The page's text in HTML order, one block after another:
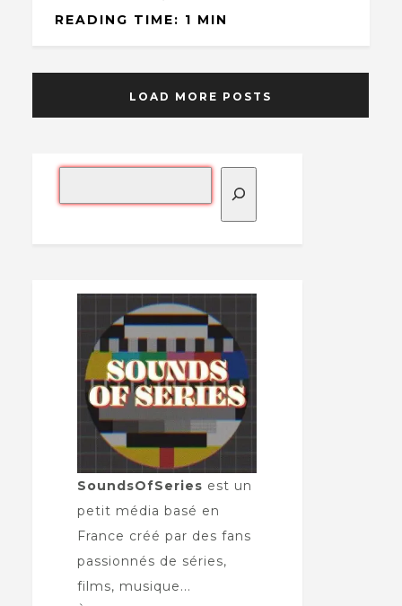
READING TIME: 1 MIN
LOAD MORE POSTS
SoundsOfSeries est un
petit média basé en
France créé par des fans
passionnés de séries,
films, musique...